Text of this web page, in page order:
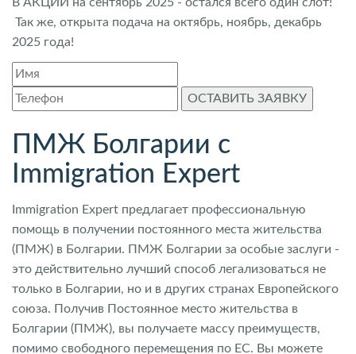
Так же, открыта подача на октябрь, ноябрь, декабрь
2025 года!
ОСТАВИТЬ ЗАЯВКУ
ПМЖ Болгарии с
Immigration Expert
Immigration Expert предлагает профессиональную
помощь в получении постоянного места жительства
(ПМЖ) в Болгарии. ПМЖ Болгарии за особые заслуги -
это действительно лучший способ легализоваться не
только в Болгарии, но и в других странах Европейского
союза. Получив Постоянное место жительства в
Болгарии (ПМЖ), вы получаете массу преимуществ,
помимо свободного перемещения по ЕС. Вы можете